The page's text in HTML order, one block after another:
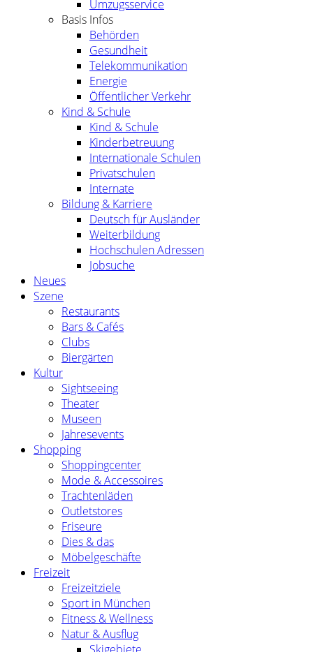
Umzugsservice
Basis Infos
Behörden
Gesundheit
Telekommunikation
Energie
Öffentlicher Verkehr
Kind & Schule
Kind & Schule
Kinderbetreuung
Internationale Schulen
Privatschulen
Internate
Bildung & Karriere
Deutsch für Ausländer
Weiterbildung
Hochschulen Adressen
Jobsuche
Neues
Szene
Restaurants
Bars & Cafés
Clubs
Biergärten
Kultur
Sightseeing
Theater
Museen
Jahresevents
Shopping
Shoppingcenter
Mode & Accessoires
Trachtenläden
Outletstores
Friseure
Dies & das
Möbelgeschäfte
Freizeit
Freizeitziele
Sport in München
Fitness & Wellness
Natur & Ausflug